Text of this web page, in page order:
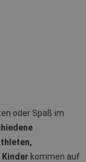
oder Spaß im
kommen auf